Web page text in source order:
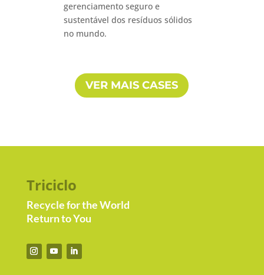
gerenciamento seguro e
sustentável dos resíduos sólidos
no mundo.
VER MAIS CASES
Triciclo
Recycle for the World
Return to You